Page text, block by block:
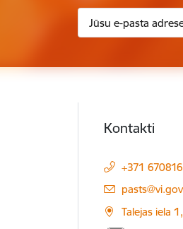
Kontakti
+371
E-pasts:
Talejas iela